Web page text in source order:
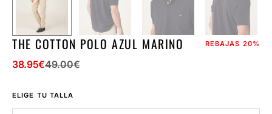
THE COTTON POLO AZUL MARINO REBAJAS 20%
Precio
venta
38.95€
Precio
49.00€
ELIGE TU TALLA